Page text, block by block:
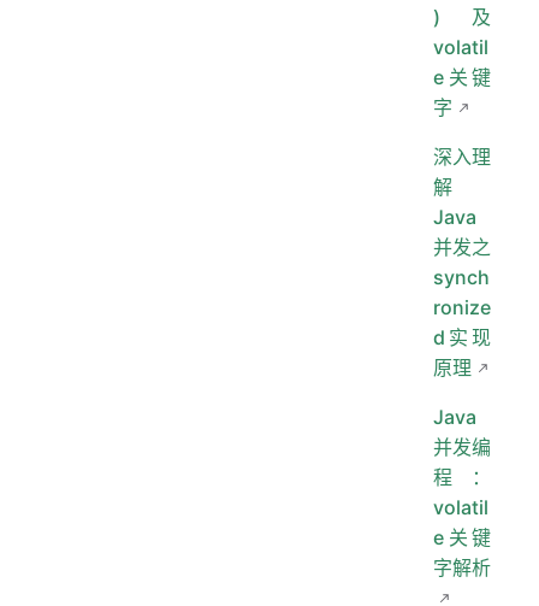
)及
volatil
e关键
字
深入理
解
Java
并发之
synch
ronize
d实现
原理
Java
并发编
程：
volatil
e关键
字解析